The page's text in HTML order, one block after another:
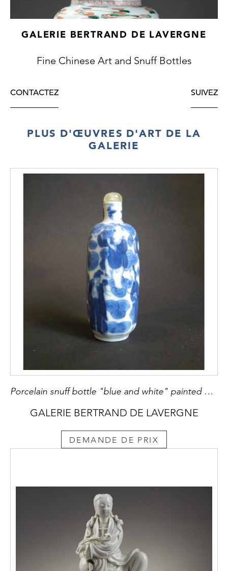
GALERIE BERTRAND DE LAVERGNE
Fine Chinese Art and Snuff Bottles
CONTACTEZ SUIVEZ
PLUS D'ŒUVRES D'ART DE LA
GALERIE
Porcelain snuff bottle "blue and white" painted wih Immortals
GALERIE BERTRAND DE LAVERGNE
DEMANDE DE PRIX